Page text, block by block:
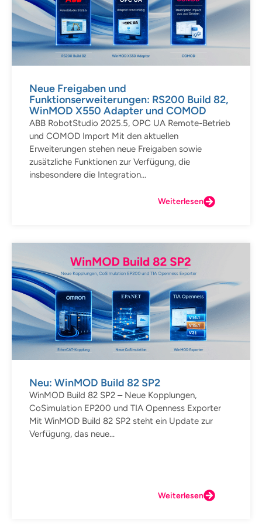
Neue Freigaben und
Funktionserweiterungen: RS200 Build 82,
WinMOD X550 Adapter und COMOD
ABB RobotStudio 2025.5, OPC UA Remote-Betrieb
und COMOD Import Mit den aktuellen
Erweiterungen stehen neue Freigaben sowie
zusätzliche Funktionen zur Verfügung, die
insbesondere die Integration...
Weiterlesen
Neu: WinMOD Build 82 SP2
WinMOD Build 82 SP2 – Neue Kopplungen,
CoSimulation EP200 und TIA Openness Exporter
Mit WinMOD Build 82 SP2 steht ein Update zur
Verfügung, das neue...
Weiterlesen